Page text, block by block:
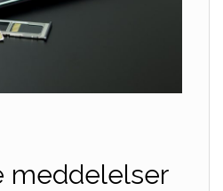
meddelelser